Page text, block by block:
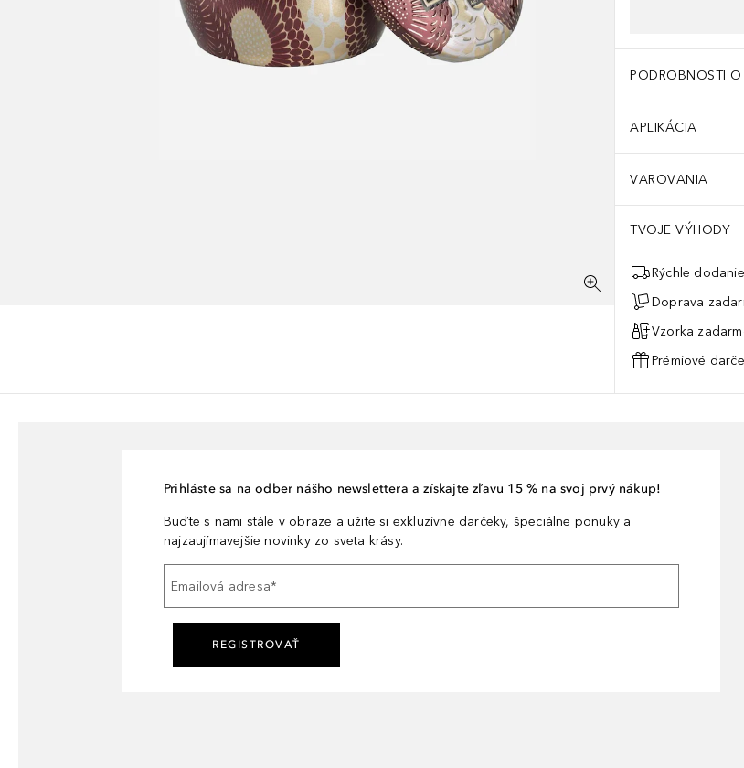
PODROBNOSTI O
APLIKÁCIA
VAROVANIA
TVOJE VÝHODY
Rýchle
Doprava
Vzorka
Prémiové
Prihláste sa na odber nášho newslettera a získajte zľavu 15 % na svoj prvý nákup!
Buďte s nami stále v obraze a užite si exkluzívne darčeky, špeciálne ponuky a
najzaujímavejšie novinky zo sveta krásy.
Emailová adresa*
REGISTROVAŤ